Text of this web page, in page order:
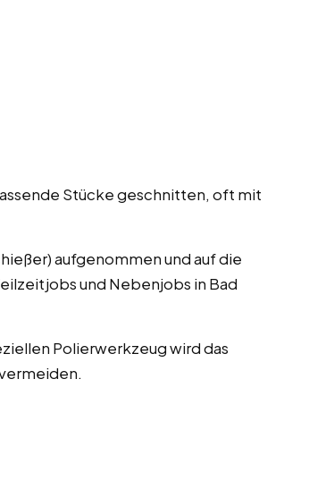
Stücke geschnitten, oft mit
aufgenommen und auf die
und Nebenjobs in Bad
Polierwerkzeug wird das